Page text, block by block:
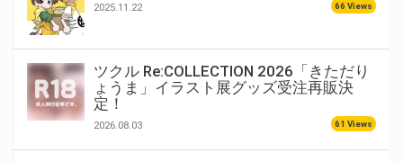
2025.11.22 66 Views
ツクル Re:COLLECTION 2026「きただり
ょうま」イラスト展グッズ受注再販決
定！
2026.08.03 61 Views